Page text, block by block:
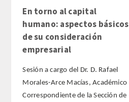
En torno al capital
humano: aspectos básicos
de su consideración
empresarial
Sesión a cargo del Dr. D. Rafael
Morales-Arce Macías, Académico
Correspondiente de la Sección de